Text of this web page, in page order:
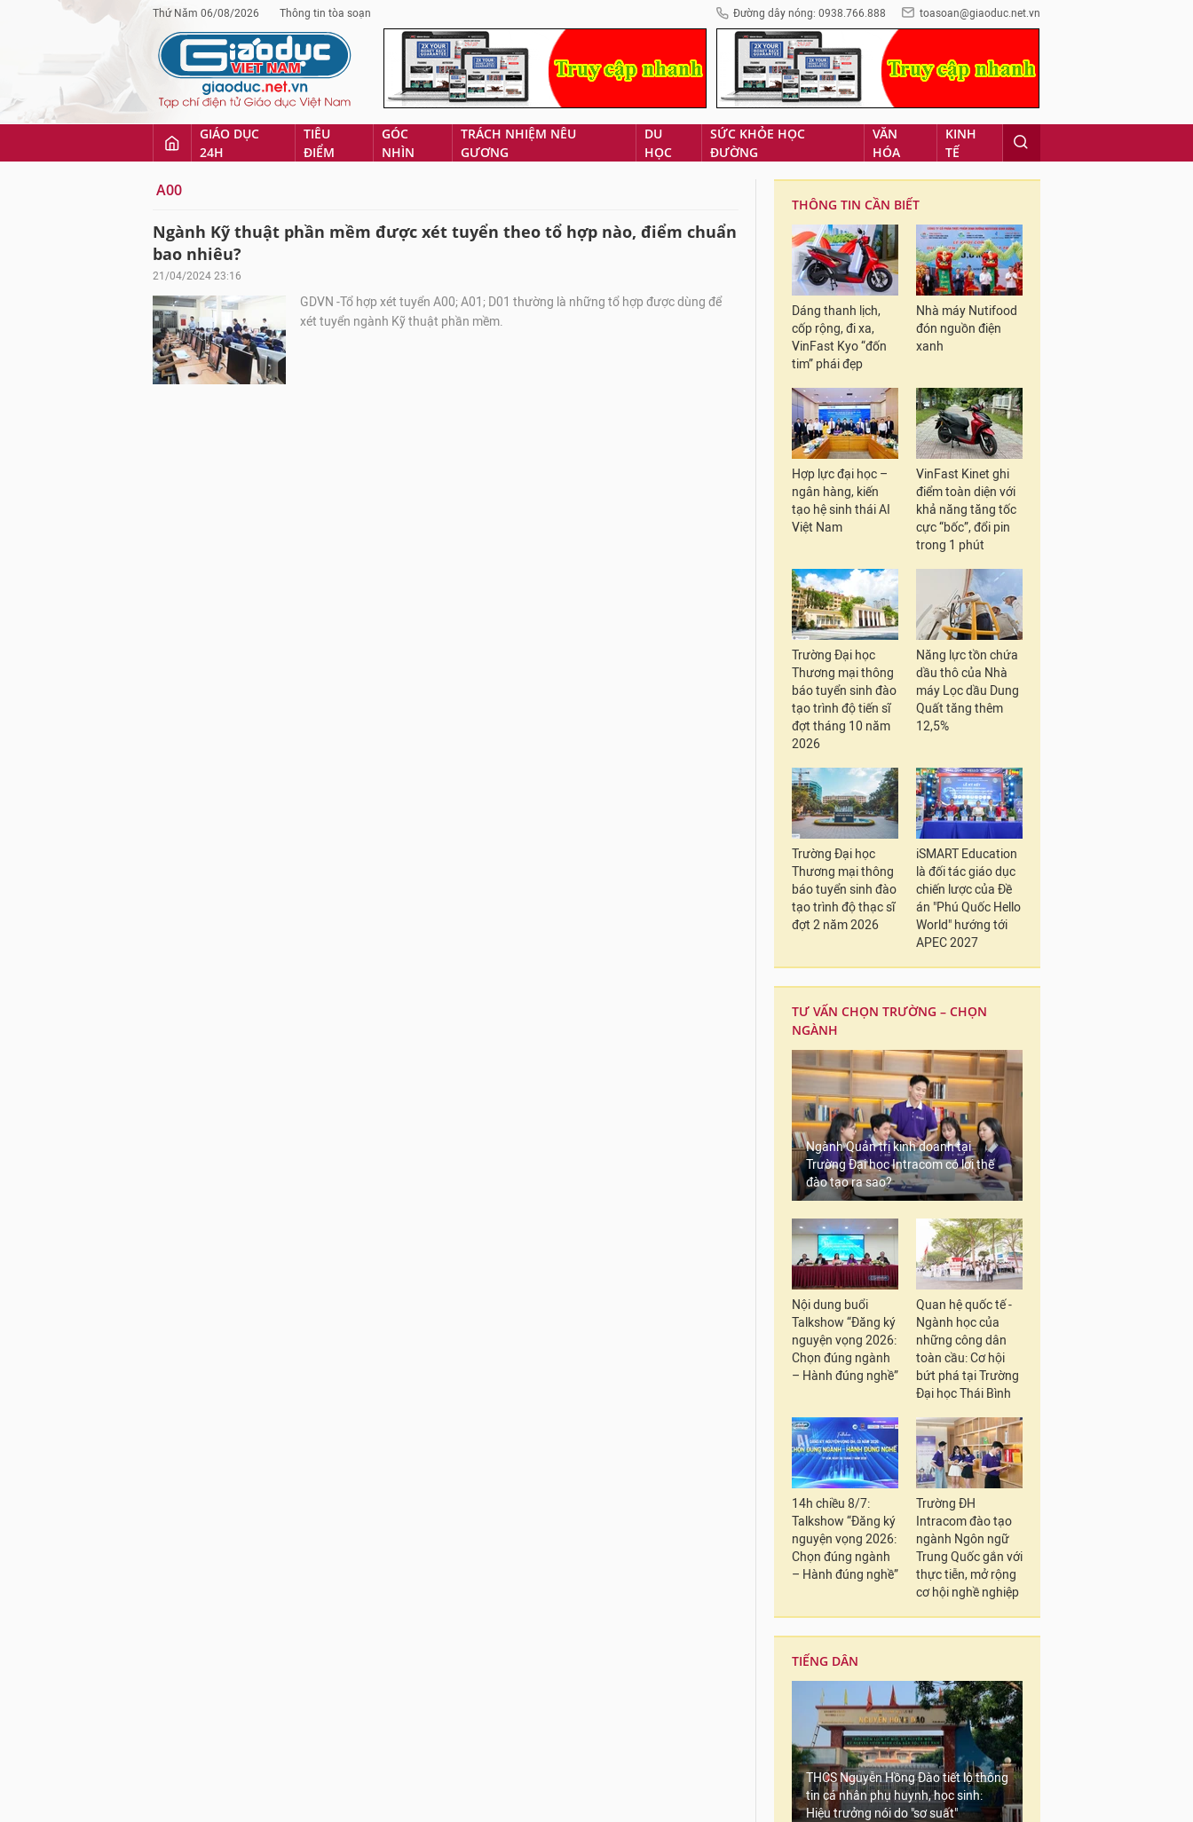
Thứ Năm 06/08/2026 Thông tin tòa soạn Đường dây nóng: 0938.766.888 toasoan@giaoduc.net.vn
GIÁO DỤC
24H
TIÊU
ĐIỂM
GÓC
NHÌN
TRÁCH NHIỆM NÊU
GƯƠNG
DU
HỌC
SỨC KHỎE HỌC
ĐƯỜNG
VĂN
HÓA
KINH
TẾ
A00
Ngành Kỹ thuật phần mềm được xét tuyển theo tổ hợp nào, điểm chuẩn
bao nhiêu?
21/04/2024 23:16
GDVN -Tổ hợp xét tuyển A00; A01; D01 thường là những tổ hợp được dùng để
xét tuyển ngành Kỹ thuật phần mềm.
THÔNG TIN CẦN BIẾT
Dáng thanh lịch,
cốp rộng, đi xa,
VinFast Kyo “đốn
tim” phái đẹp
Nhà máy Nutifood
đón nguồn điện
xanh
Hợp lực đại học –
ngân hàng, kiến
tạo hệ sinh thái AI
Việt Nam
VinFast Kinet ghi
điểm toàn diện với
khả năng tăng tốc
cực “bốc”, đổi pin
trong 1 phút
Trường Đại học
Thương mại thông
báo tuyển sinh đào
tạo trình độ tiến sĩ
đợt tháng 10 năm
2026
Năng lực tồn chứa
dầu thô của Nhà
máy Lọc dầu Dung
Quất tăng thêm
12,5%
Trường Đại học
Thương mại thông
báo tuyển sinh đào
tạo trình độ thạc sĩ
đợt 2 năm 2026
iSMART Education
là đối tác giáo dục
chiến lược của Đề
án "Phú Quốc Hello
World" hướng tới
APEC 2027
TƯ VẤN CHỌN TRƯỜNG – CHỌN
NGÀNH
Ngành Quản trị kinh doanh tại
Trường Đại học Intracom có lợi thế
đào tạo ra sao?
Nội dung buổi
Talkshow “Đăng ký
nguyện vọng 2026:
Chọn đúng ngành
– Hành đúng nghề”
Quan hệ quốc tế -
Ngành học của
những công dân
toàn cầu: Cơ hội
bứt phá tại Trường
Đại học Thái Bình
14h chiều 8/7:
Talkshow “Đăng ký
nguyện vọng 2026:
Chọn đúng ngành
– Hành đúng nghề”
Trường ĐH
Intracom đào tạo
ngành Ngôn ngữ
Trung Quốc gắn với
thực tiễn, mở rộng
cơ hội nghề nghiệp
TIẾNG DÂN
THCS Nguyễn Hồng Đào tiết lộ thông
tin cá nhân phụ huynh, học sinh:
Hiệu trưởng nói do "sơ suất"